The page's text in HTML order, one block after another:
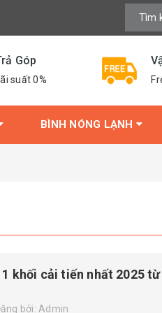
Góp
Lãi suất 0%
BÌNH NÓNG LẠNH
1 khối cải tiến nhất 2025 từ
bởi: Admin